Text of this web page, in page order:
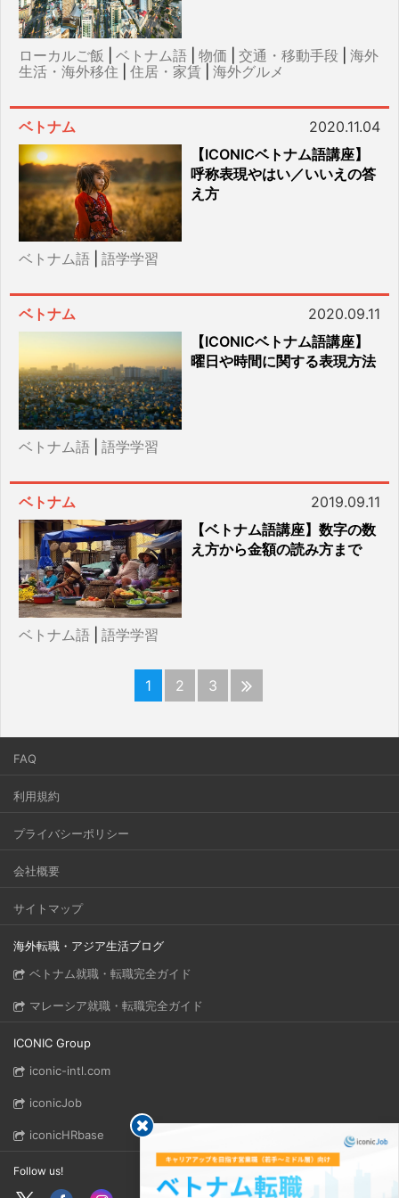
ローカルご飯 ベトナム語 物価 交通・移動手段
海外
生活・海外移住
住居・家賃 海外グルメ
ベトナム
2020.11.04
【ICONICベトナム語講座】
呼称表現やはい／いいえの答
え方
ベトナム語 語学学習
ベトナム
2020.09.11
【ICONICベトナム語講座】
曜日や時間に関する表現方法
ベトナム語 語学学習
ベトナム
2019.09.11
【ベトナム語講座】数字の数
え方から金額の読み方まで
ベトナム語 語学学習
1 2 3
FAQ
利用規約
プライバシーポリシー
会社概要
サイトマップ
海外転職・アジア生活ブログ
ベトナム就職・転職完全ガイド
マレーシア就職・転職完全ガイド
ICONIC Group
iconic-intl.com
iconicJob
iconicHRbase
Follow us!